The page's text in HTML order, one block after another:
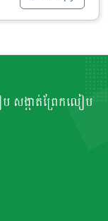
សង្កាត់ព្រែកលៀប